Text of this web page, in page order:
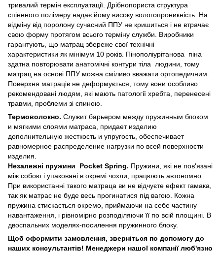
тривалий термін експлуатації. Дрібнопориста структура
спіненого полімеру надає йому високу вологопроникність. На
відміну від поролону сучасний ППУ не кришиться і не втрачає
свою форму протягом всього терміну служби. Виробники
гарантують, що матрац збереже свої технічні
характеристики як мінімум 10 років. Пінополіурітанова піна
здатна повторювати анатомічні контури тіла людини, тому
матрац на основі ППУ можна сміливо вважати ортопедичним.
Поверхня матраців не деформується, тому вони особливо
рекомендовані людям, які мають патології хребта, перенесені
травми, проблеми зі спиною.
Термоволокно. Служит барьером между пружинным блоком
и мягкими слоями матраса, придает изделию
дополнительную жесткость и упругость, обеспечивает
равномерное распределение нагрузки по всей поверхности
изделия.
Незалежні пружини Pocket Spring. Пружини, які не пов'язані
між собою і упаковані в окремі чохли, працюють автономно.
При використанні такого матраца ви не відчуєте ефект гамака,
так як матрас не буде весь прогинатися під вагою. Кожна
пружина стискається окремо, приймаючи на себе частину
навантаження, і рівномірно розподіляючи її по всій площині. В
двоспальних моделях-посилення пружинного блоку.
Щоб оформити замовлення, зверніться по допомогу до
наших консультантів! Менеджери нашої компанії люб'язно